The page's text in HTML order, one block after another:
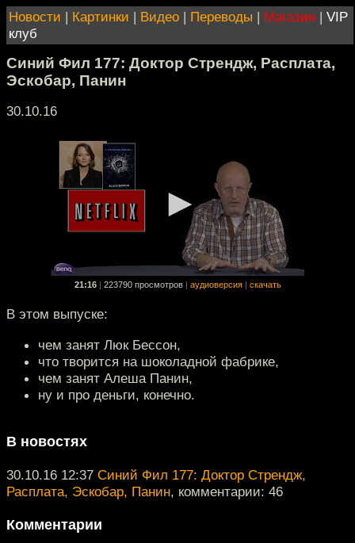
Новости | Картинки | Видео | Переводы | Магазин | VIP
клуб
Синий Фил 177: Доктор Стрендж, Расплата,
Эскобар, Панин
30.10.16
21:16 223790 просмотров аудиоверсия скачать
В этом выпуске:
чем занят Люк Бессон,
что творится на шоколадной фабрике,
чем занят Алеша Панин,
ну и про деньги, конечно.
В новостях
30.10.16 12:37 Синий Фил 177: Доктор Стрендж,
Расплата, Эскобар, Панин, комментарии: 46
Комментарии